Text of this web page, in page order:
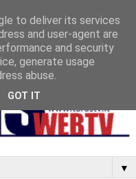
▼
to deliver its services
and user-agent are
and security
generate usage
abuse.
GOT IT